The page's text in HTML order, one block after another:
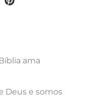
ama
Deus e somos